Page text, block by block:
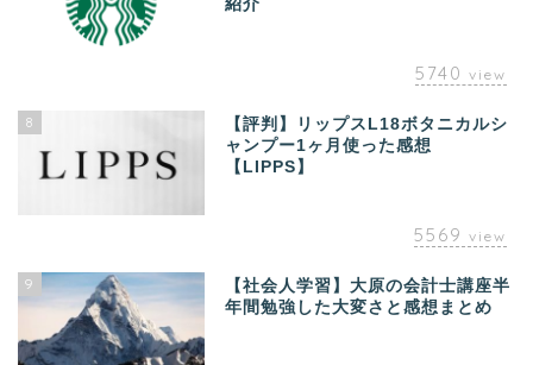
紹介
5740 view
8
【評判】リップスL18ボタニカルシ
ャンプー1ヶ月使った感想
【LIPPS】
5569 view
9
【社会人学習】大原の会計士講座半
年間勉強した大変さと感想まとめ